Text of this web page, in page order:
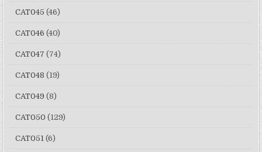
CAT045 (46)
CAT046 (40)
CAT047 (74)
CAT048 (19)
CAT049 (8)
CAT050 (129)
CAT051 (6)